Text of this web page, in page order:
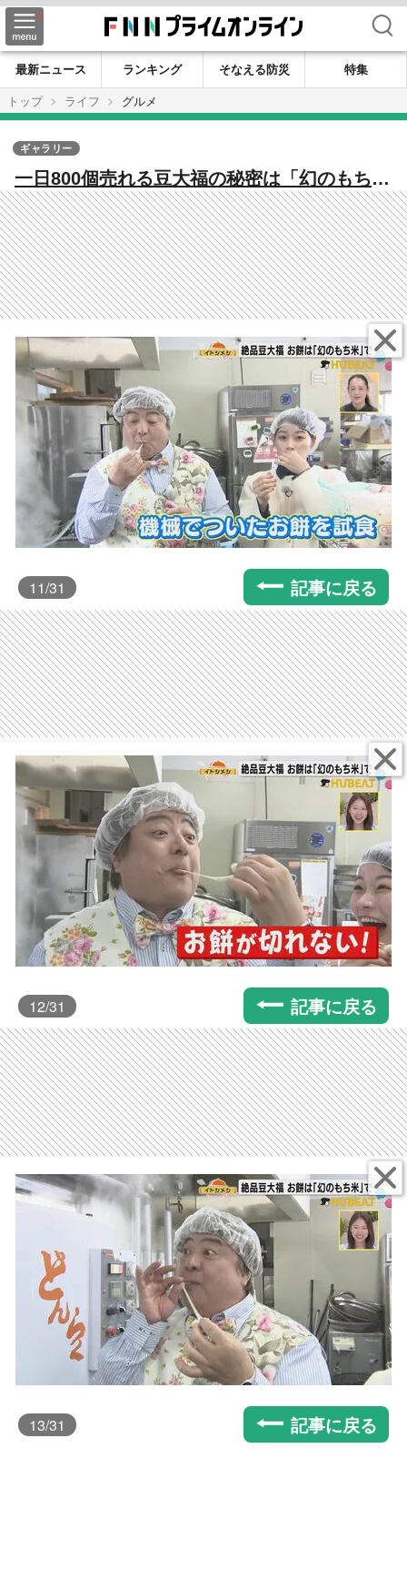
検索
最新ニュース ランキング そなえる防災
特集
トップ
ライフ グルメ
一日800個売れる豆大福の秘密は「幻のもち
米」と「二度づき」に名水仕込みのこだわり
の「あんこ」 石川県小松市の和菓子店が守
る幻の餅米とは？
ギャラリー
11/31 記事に戻る
12/31 記事に戻る
13/31 記事に戻る